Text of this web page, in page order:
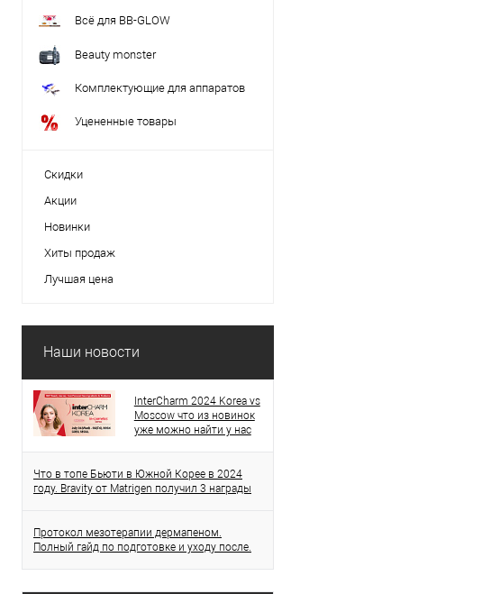
Всё для BB-GLOW
Beauty monster
Комплектующие для аппаратов
Уцененные товары
Скидки
Акции
Новинки
Хиты продаж
Лучшая цена
Наши новости
InterCharm 2024 Korea vs
Moscow что из новинок
уже можно найти у нас
Что в топе Бьюти в Южной Корее в 2024
году. Bravity от Matrigen получил 3 награды
Протокол мезотерапии дермапеном.
Полный гайд по подготовке и уходу после.